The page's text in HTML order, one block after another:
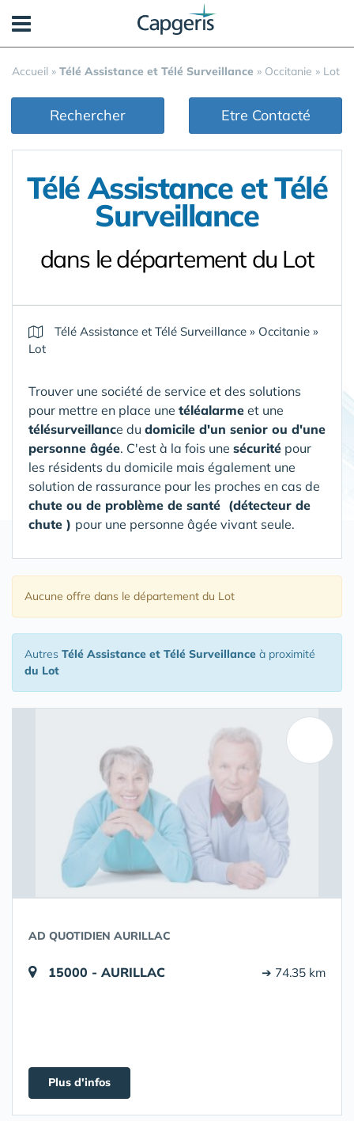
Accueil » Télé Assistance et Télé Surveillance » Occitanie » Lot
Rechercher Etre Contacté
Télé Assistance et Télé
Surveillance
dans le département du Lot
Télé Assistance et Télé Surveillance » Occitanie »
Lot
Trouver une société de service et des solutions
pour mettre en place une téléalarme et une
télésurveillance du domicile d'un senior ou d'une
personne âgée. C'est à la fois une sécurité pour
les résidents du domicile mais également une
solution de rassurance pour les proches en cas de
chute ou de problème de santé (détecteur de
chute ) pour une personne âgée vivant seule.
Aucune offre dans le département du Lot
Autres Télé Assistance et Télé Surveillance à proximité
du Lot
AD QUOTIDIEN AURILLAC
15000 - AURILLAC ➔ 74.35 km
Plus d'infos